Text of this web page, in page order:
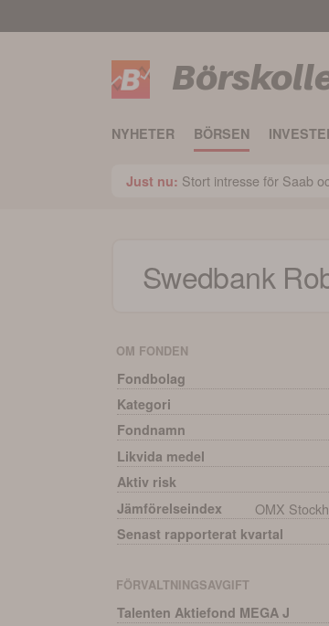
NYHETER BÖRSEN
Just nu: Stort intresse för Saab
Swedbank
OM FONDEN
Fondbolag
Kategori
Fondnamn
Likvida medel
Aktiv risk
Jämförelseindex OMX
Senast rapporterat kvartal
FÖRVALTNINGSAVGIFT
Talenten Aktiefond MEGA J